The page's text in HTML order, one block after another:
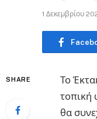
1 Δεκεμβρίου
SHARE
Το
τοπική
θα